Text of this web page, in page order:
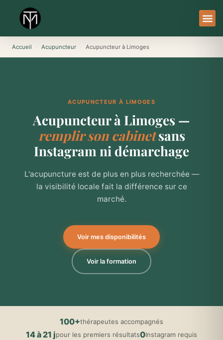
contenu
Accueil Acupuncteur Acupuncteur à Limoges
ACUPUNCTEUR À LIMOGES
Acupuncteur à Limoges —
remplir son cabinetsans
Instagram ni démarchage
L'acupuncture est de plus en plus recherchée —
la visibilité locale fait la différence sur ce
marché.
Voir mes disponibilités
Voir la formation
100+thérapeutes accompagnés
14 à 21 jpour les premiers résultats0Instagram requis